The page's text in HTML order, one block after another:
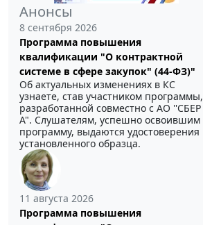
Анонсы
8 сентября 2026
Программа повышения
квалификации "О контрактной
системе в сфере закупок" (44-ФЗ)"
Об актуальных изменениях в КС
узнаете, став участником программы,
разработанной совместно с АО ''СБЕР
А". Слушателям, успешно освоившим
программу, выдаются удостоверения
установленного образца.
11 августа 2026
Программа повышения